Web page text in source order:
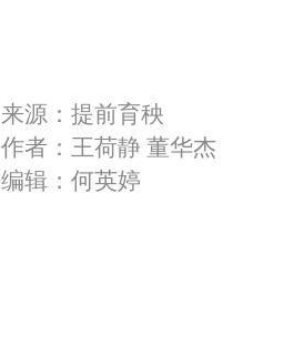
来源：提前育秧
作者：王荷静 董华杰
编辑：何英婷